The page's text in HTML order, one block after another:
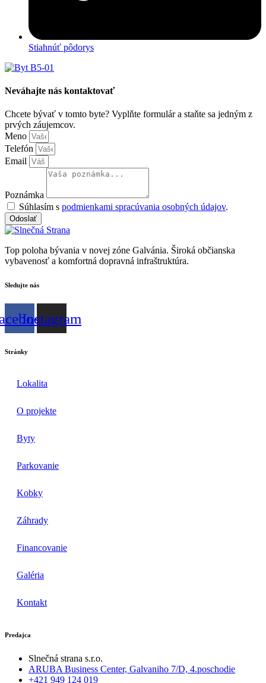
Stiahnúť pôdorys
Neváhajte nás kontaktovať
Chcete bývať v tomto byte? Vyplňte formulár a staňte sa jedným z
prvých záujemcov.
Meno
Telefón
Email
Poznámka
Súhlasím s podmienkami spracúvania osobných údajov.
Odoslať
Top poloha bývania v novej zóne Galvánia. Široká občianska
vybavenosť a komfortná dopravná infraštruktúra.
Sledujte nás
Instagram
Stránky
Lokalita
O projekte
Byty
Parkovanie
Kobky
Záhrady
Financovanie
Galéria
Kontakt
Predajca
Slnečná strana s.r.o.
ARUBA Business Center, Galvaniho 7/D, 4.poschodie
+421 949 124 019